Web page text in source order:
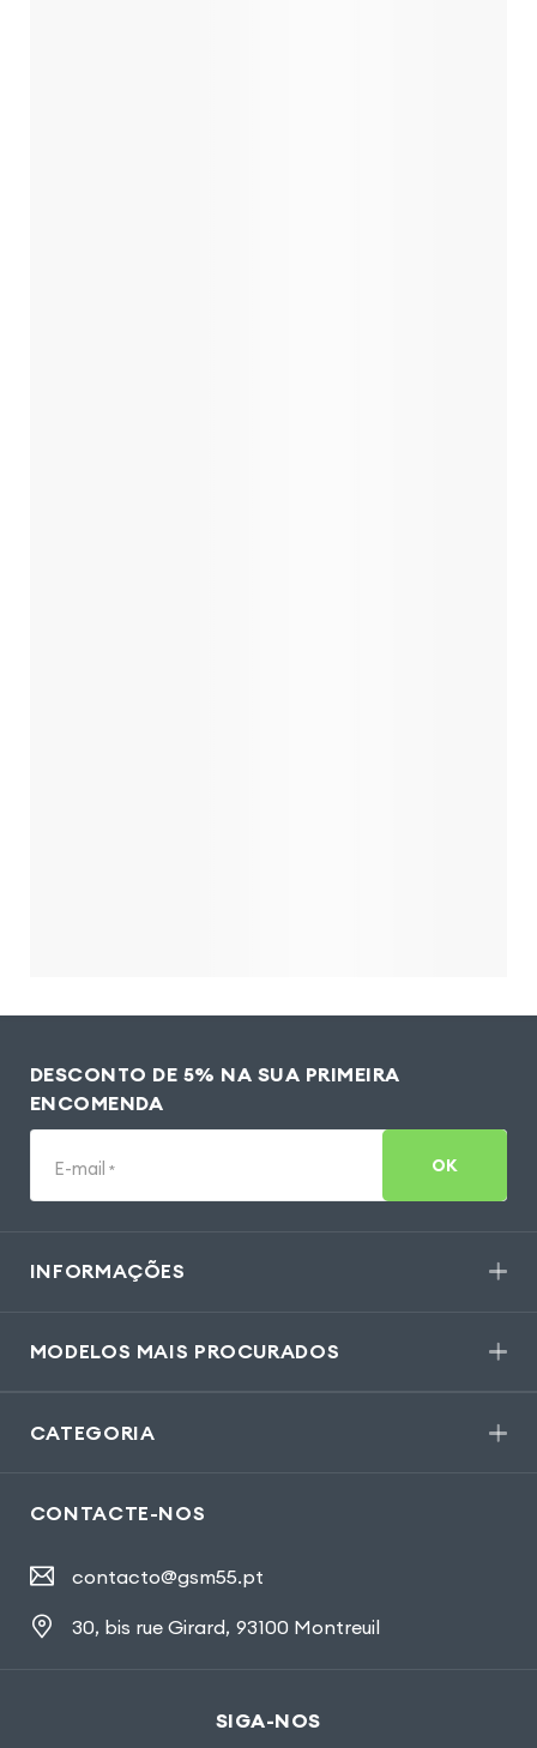
DESCONTO DE 5% NA SUA PRIMEIRA
ENCOMENDA
E-mail * OK
INFORMAÇÕES
MODELOS MAIS PROCURADOS
CATEGORIA
CONTACTE-NOS
contacto@gsm55.pt
30, bis rue Girard, 93100 Montreuil
SIGA-NOS